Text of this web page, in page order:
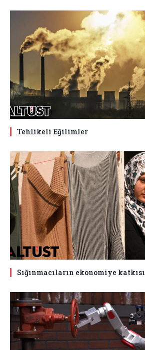
Tehlikeli Eğilimler
Sığınmacıların ekonomiye katkısı